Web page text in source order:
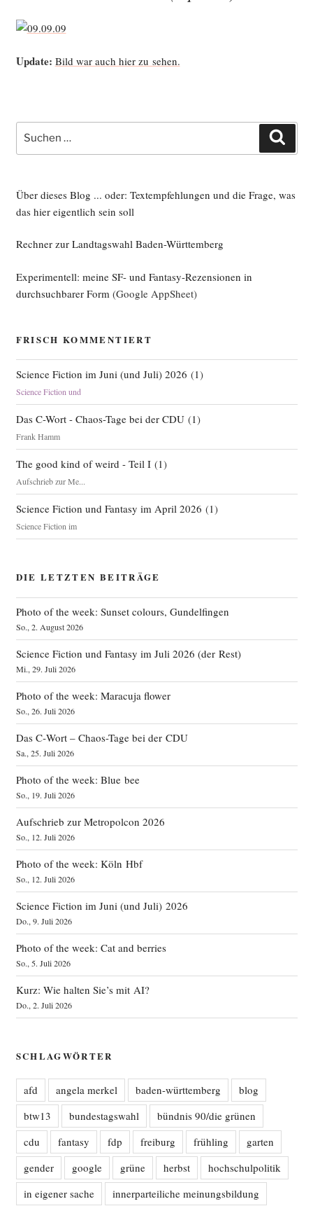
Update: Bild war auch hier zu sehen.
Suche
nach:
Über dieses Blog ... oder: Textempfehlungen und die Frage, was
das hier eigentlich sein soll
Rechner zur Landtagswahl Baden-Württemberg
Experimentell: meine SF- und Fantasy-Rezensionen in
durchsuchbarer Form (Google AppSheet)
FRISCH KOMMENTIERT
Science Fiction im Juni (und Juli) 2026 (1)
Science Fiction und
Das C-Wort - Chaos-Tage bei der CDU(1)
Frank Hamm
The good kind of weird - Teil I(1)
Aufschrieb zur Me...
Science Fiction und Fantasy im April 2026 (1)
Science Fiction im
DIE LETZTEN BEITRÄGE
Photo of the week: Sunset colours, Gundelfingen
So., 2. August 2026
Science Fiction und Fantasy im Juli 2026 (der Rest)
Mi., 29. Juli 2026
Photo of the week: Maracuja flower
So., 26. Juli 2026
Das C‑Wort – Chaos-Tage bei der CDU
Sa., 25. Juli 2026
Photo of the week: Blue bee
So., 19. Juli 2026
Aufschrieb zur Metropolcon 2026
So., 12. Juli 2026
Photo of the week: Köln Hbf
So., 12. Juli 2026
Science Fiction im Juni (und Juli) 2026
Do., 9. Juli 2026
Photo of the week: Cat and berries
So., 5. Juli 2026
Kurz: Wie halten Sie’s mit AI?
Do., 2. Juli 2026
SCHLAGWÖRTER
afd angela merkel baden-württemberg
blog
btw13
bundestagswahl
bündnis 90/die grünen
cdu
fantasy fdp freiburg frühling
garten
gender
google grüne herbst
hochschulpolitik
in eigener sache
innerparteiliche meinungsbildung